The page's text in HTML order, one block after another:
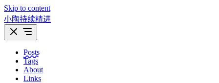
Skip to content
小陶持续精进
Posts
Tags
About
Links